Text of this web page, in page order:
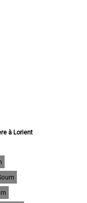
à Lorient
Ploemeur
Hennebont
à Pontivy
à Auray
à Guidel